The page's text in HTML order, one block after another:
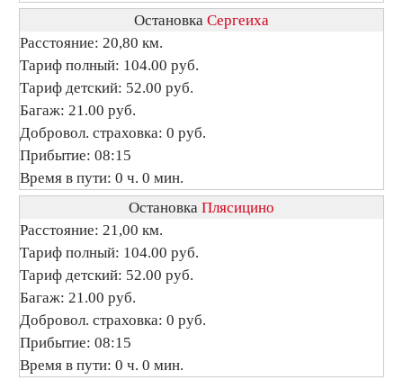
Остановка Сергеиха
Расстояние: 20,80 км.
Тариф полный: 104.00 руб.
Тариф детский: 52.00 руб.
Багаж: 21.00 руб.
Добровол. страховка: 0 руб.
Прибытие: 08:15
Время в пути: 0 ч. 0 мин.
Остановка Плясицино
Расстояние: 21,00 км.
Тариф полный: 104.00 руб.
Тариф детский: 52.00 руб.
Багаж: 21.00 руб.
Добровол. страховка: 0 руб.
Прибытие: 08:15
Время в пути: 0 ч. 0 мин.